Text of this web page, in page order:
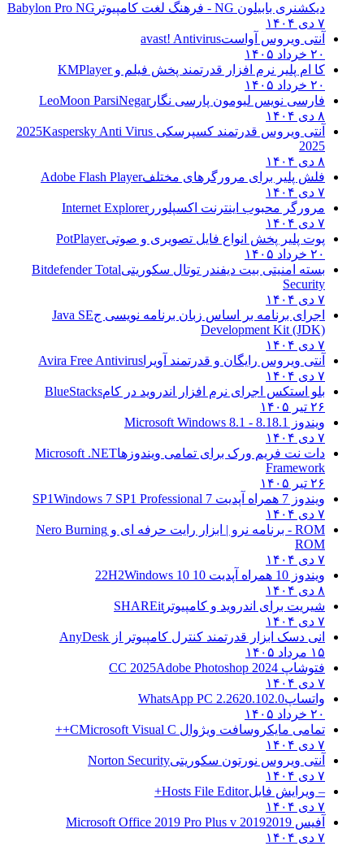
دیکشنری بابیلون NG - فرهنگ لغت کامپیوتر
Babylon Pro NG
۷ دی ۱۴۰۴
آنتی ویروس آواستavast! Antivirus
۲۰ خرداد ۱۴۰۵
کا ام پلیر نرم افزار قدرتمند پخش فیلم وKMPlayer
۲۰ خرداد ۱۴۰۵
فارسی نویس لیومون پارسی نگارLeoMoon ParsiNegar
۸ دی ۱۴۰۴
آنتی ویروس قدرتمند کسپرسکی 2025 Kaspersky Anti Virus
2025
۸ دی ۱۴۰۴
فلش پلیر برای مرورگرهای مختلفAdobe Flash Player
۷ دی ۱۴۰۴
مرورگر محبوب اینترنت اکسپلوررInternet Explorer
۷ دی ۱۴۰۴
پوت پلیر پخش انواع فایل تصویری و صوتیPotPlayer
۲۰ خرداد ۱۴۰۵
بسته امنیتی بیت دیفندر توتال سکوریتیBitdefender Total
Security
۷ دی ۱۴۰۴
اجرای برنامه بر اساس زبان برنامه نویسی جJava SE
Development Kit (JDK)
۷ دی ۱۴۰۴
آنتی ویروس رایگان و قدرتمند آویرا Avira Free Antivirus
۷ دی ۱۴۰۴
بلو استکس اجرای نرم افزار اندروید در کامBlueStacks
۲۶ تیر ۱۴۰۵
ویندوز 8.1
8.1 - Microsoft Windows 8.1
۷ دی ۱۴۰۴
دات نت فریم ورک برای تمامی ویندوزهاMicrosoft .NET
Framework
۲۶ تیر ۱۴۰۵
ویندوز 7 همراه آپدیت 7 SP1
Windows 7 SP1 Professional
۷ دی ۱۴۰۴
ROM - برنامه نرو | ابزار رایت حرفه ای و
Nero Burning
ROM
۷ دی ۱۴۰۴
ویندوز 10 همراه آپدیت 10 22H2
Windows 10
۸ دی ۱۴۰۴
شیریت برای اندروید و کامپیوتر SHAREit
۷ دی ۱۴۰۴
انی دسک ابزار قدرتمند کنترل کامپیوتر از AnyDesk
۱۵ مرداد ۱۴۰۵
فتوشاپ CC 2025 Adobe Photoshop 2024
۷ دی ۱۴۰۴
واتساپWhatsApp PC 2.2620.102.0
۲۰ خرداد ۱۴۰۵
تمامی مایکروسافت ویژوال C Microsoft Visual C++
۷ دی ۱۴۰۴
آنتی ویروس نورتون سکوریتیNorton Security
۷ دی ۱۴۰۴
– ویرایش فایلHosts File Editor+
۷ دی ۱۴۰۴
آفیس 2019 2019 Microsoft Office 2019 Pro Plus v
۷ دی ۱۴۰۴